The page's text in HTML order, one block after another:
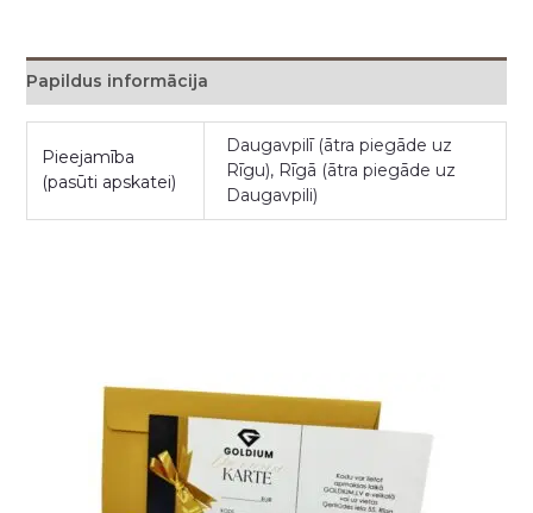
Papildus informācija
Pieejamība
(pasūti apskatei)
Daugavpilī (ātra piegāde uz
Rīgu), Rīgā (ātra piegāde uz
Daugavpili)